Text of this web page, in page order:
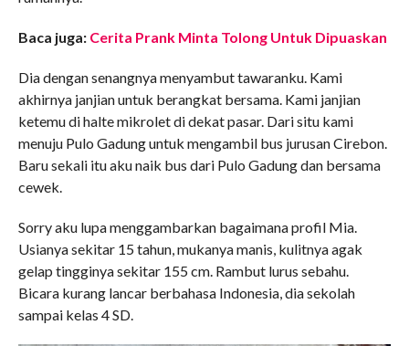
Baca juga: Cerita Prank Minta Tolong Untuk Dipuaskan
Dia dengan senangnya menyambut tawaranku. Kami
akhirnya janjian untuk berangkat bersama. Kami janjian
ketemu di halte mikrolet di dekat pasar. Dari situ kami
menuju Pulo Gadung untuk mengambil bus jurusan Cirebon.
Baru sekali itu aku naik bus dari Pulo Gadung dan bersama
cewek.
Sorry aku lupa menggambarkan bagaimana profil Mia.
Usianya sekitar 15 tahun, mukanya manis, kulitnya agak
gelap tingginya sekitar 155 cm. Rambut lurus sebahu.
Bicara kurang lancar berbahasa Indonesia, dia sekolah
sampai kelas 4 SD.